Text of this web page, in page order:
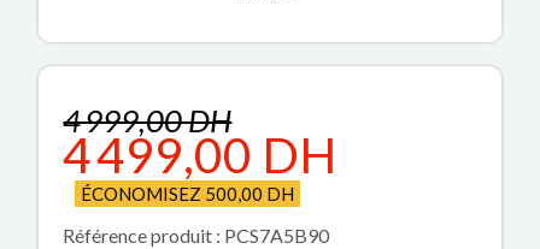
4 999,00 DH
4 499,00 DH
ÉCONOMISEZ 500,00 DH
Référence produit : PCS7A5B90